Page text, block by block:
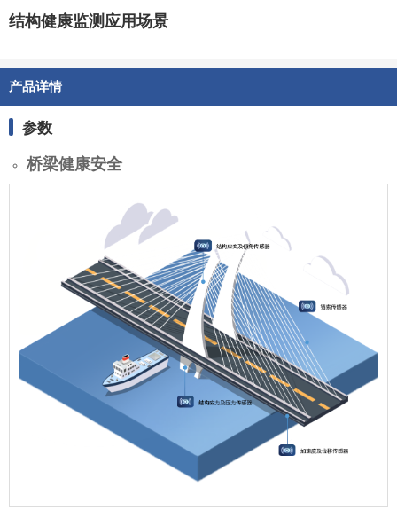
结构健康监测应用场景
产品详情
参数
桥梁健康安全